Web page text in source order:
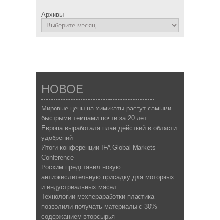
Архивы
НОВОЕ
Мировые цены на химикаты растут самыми
быстрыми темпами почти за 20 лет
Европа выработала план действий в области
удобрений
Итоги конференции IFA Global Markets
Conference
Росхим представил новую
антиокислительную присадку для моторных
и индустриальных масел
Технологии мехпераработки пластика
позволили получать материалы с 30%
содержанием вторсырья